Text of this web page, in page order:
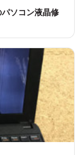
ソコン液晶修